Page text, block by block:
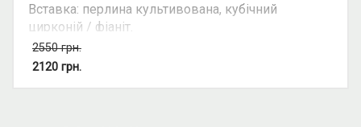
Вставка: перлина культивована, кубічний
цирконій / фіаніт.
Колір вставки: білий.
Вид: круглий камінь.
2550грн.
2120 грн.